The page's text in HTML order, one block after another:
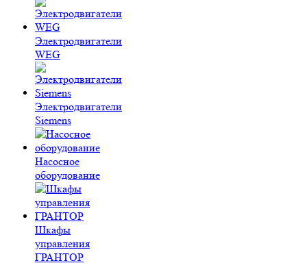
Электродвигатели
WEG
Электродвигатели
Siemens
Насосное
оборудование
Шкафы
управления
ГРАНТОР